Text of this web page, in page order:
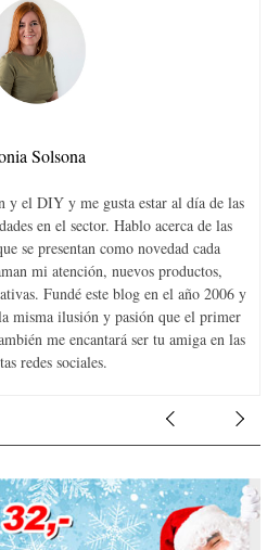
Solsona
y el DIY y me gusta estar al día de las
en el sector. Hablo acerca de las
se presentan como novedad cada
mi atención, nuevos productos,
Fundé este blog en el año 2006 y
misma ilusión y pasión que el primer
me encantará ser tu amiga en las
redes sociales.